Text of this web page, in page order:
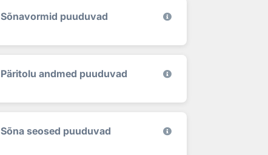
Sõnavormid puuduvad
Päritolu andmed puuduvad
Sõna seosed puuduvad